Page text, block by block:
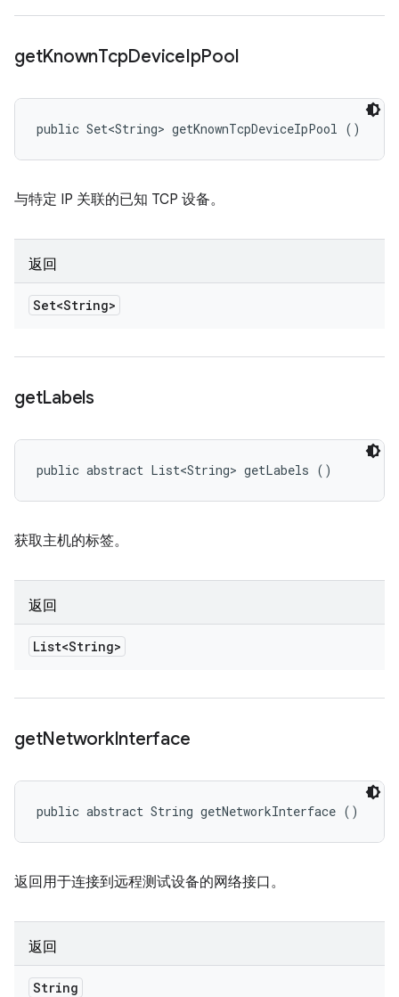
getKnownTcpDeviceIpPool
public Set<String> getKnownTcpDeviceIpPool ()
与特定 IP 关联的已知 TCP 设备。
返回
Set<String>
getLabels
public abstract List<String> getLabels ()
获取主机的标签。
返回
List<String>
getNetworkInterface
public abstract String getNetworkInterface ()
返回用于连接到远程测试设备的网络接口。
返回
String